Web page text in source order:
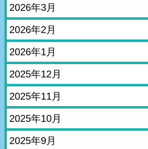
2026年3月
2026年2月
2026年1月
2025年12月
2025年11月
2025年10月
2025年9月